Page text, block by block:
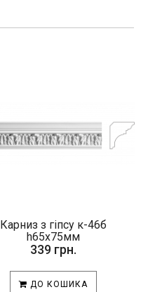
Карниз з гіпсу к-46б
h65х75мм
339 грн.
ДО КОШИКА